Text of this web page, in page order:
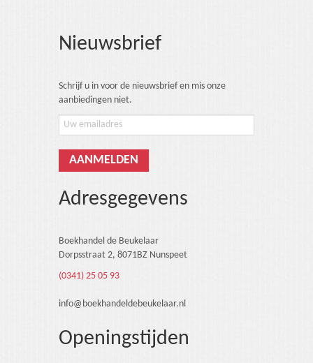
Nieuwsbrief
Schrijf u in voor de nieuwsbrief en mis onze
aanbiedingen niet.
Adresgegevens
Boekhandel de Beukelaar
Dorpsstraat 2, 8071BZ Nunspeet
(0341) 25 05 93
info@boekhandeldebeukelaar.nl
Openingstijden